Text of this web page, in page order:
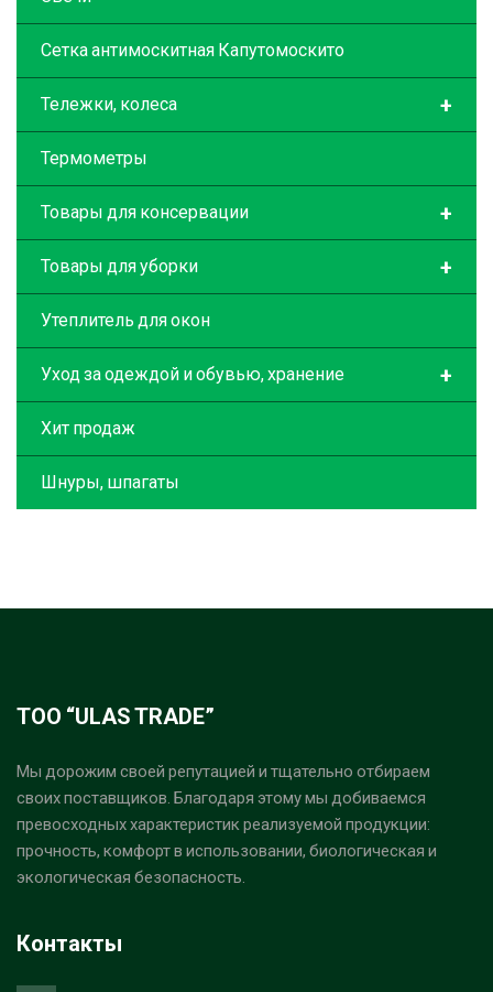
Сетка антимоскитная Капутомоскито
+
Тележки, колеса
Термометры
+
Товары для консервации
+
Товары для уборки
Утеплитель для окон
+
Уход за одеждой и обувью, хранение
Хит продаж
Шнуры, шпагаты
ТОО “ULAS TRADE”
Мы дорожим своей репутацией и тщательно отбираем
своих поставщиков. Благодаря этому мы добиваемся
превосходных характеристик реализуемой продукции:
прочность, комфорт в использовании, биологическая и
экологическая безопасность.
Контакты